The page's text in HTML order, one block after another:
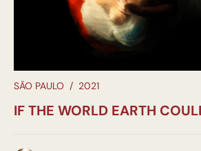
SÃO PAULO / 2021
IF THE WORLD EARTH